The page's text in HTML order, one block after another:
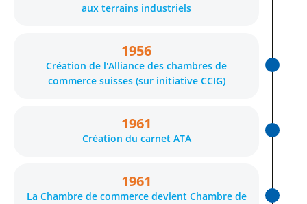
aux terrains industriels
1956
Création de l'Alliance des chambres de
commerce suisses (sur initiative CCIG)
1961
Création du carnet ATA
1961
La Chambre de commerce devient Chambre de